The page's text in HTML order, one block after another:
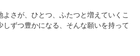
よさが、ひとつ、ふたつと増えていくこ
しずつ豊かになる、そんな願いを持って